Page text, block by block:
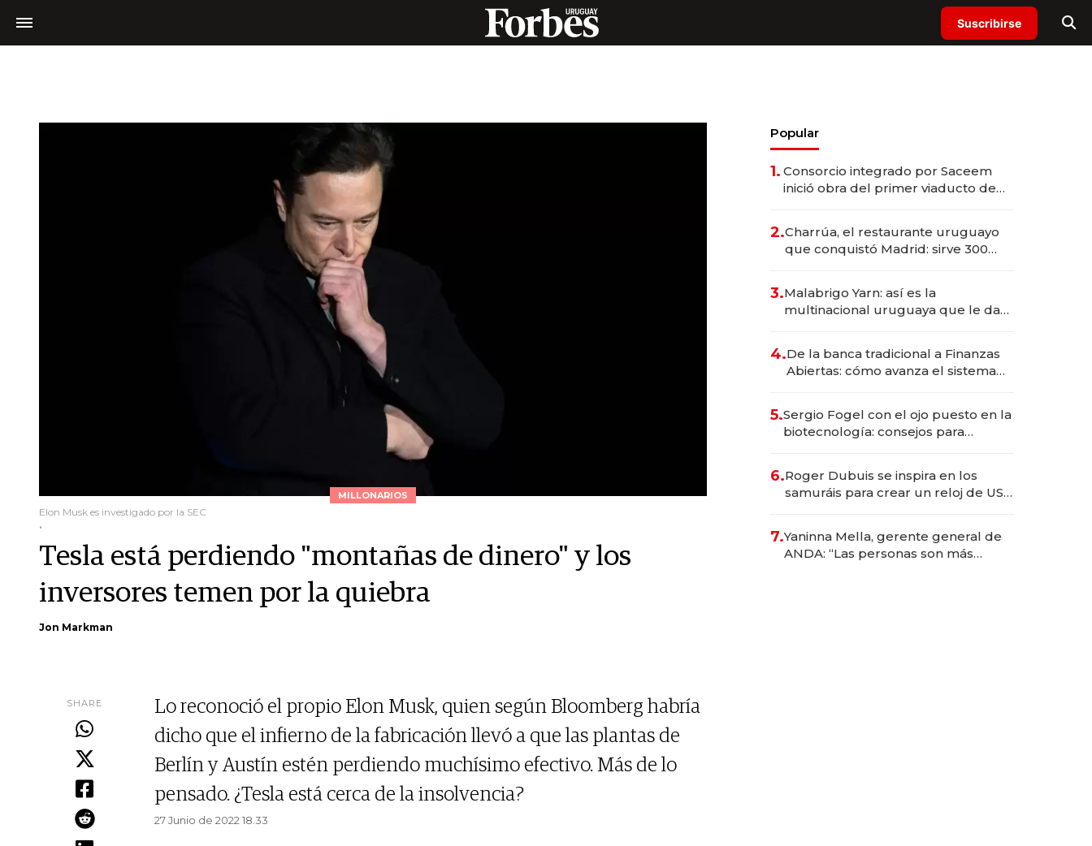
Suscribirse
MILLONARIOS
Elon Musk es investigado por la SEC
.
Tesla está perdiendo "montañas de dinero" y los
inversores temen por la quiebra
Jon Markman
SHARE
Lo reconoció el propio Elon Musk, quien según Bloomberg habría
dicho que el infierno de la fabricación llevó a que las plantas de
Berlín y Austín estén perdiendo muchísimo efectivo. Más de lo
pensado. ¿Tesla está cerca de la insolvencia?
27 Junio de 2022 18.33
Popular
1. Consorcio integrado por Saceem
inició obra del primer viaducto de
millones
2.Charrúa, el restaurante uruguayo
que conquistó Madrid: sirve 300
prepara apertura
3.Malabrigo Yarn: así es la
multinacional uruguaya que le da
4.De la banca tradicional a Finanzas
Abiertas: cómo avanza el sistema
5.Sergio Fogel con el ojo puesto en la
biotecnología: consejos para
6.Roger Dubuis se inspira en los
samuráis para crear un reloj de US$
7.Yaninna Mella, gerente general de
ANDA: “Las personas son más